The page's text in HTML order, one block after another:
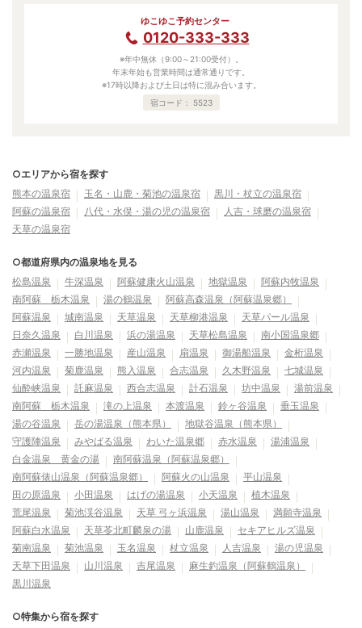
ゆこゆこ予約センター
0120-333-333
※年中無休（9:00～21:00受付）。
年末年始も営業時間は通常通りです。
※17時以降および土日は特に混み合います。
宿コード：
5523
○エリアから宿を探す
熊本の温泉宿
玉名・山鹿・菊池の温泉宿
黒川・杖立の温泉宿
阿蘇の温泉宿
八代・水俣・湯の児の温泉宿
人吉・球磨の温泉宿
天草の温泉宿
○都道府県内の温泉地を見る
松島温泉
牛深温泉 阿蘇健康火山温泉 地獄温泉
阿蘇内牧温泉
南阿蘇 栃木温泉
湯の鶴温泉
阿蘇高森温泉（阿蘇温泉郷）
阿蘇温泉
城南温泉 天草温泉 天草柳港温泉
天草パール温泉
日奈久温泉
白川温泉 浜の湯温泉 天草松島温泉
南小国温泉郷
赤瀬温泉
一勝地温泉 産山温泉 扇温泉 御湯船温泉
金桁温泉
河内温泉
菊鹿温泉 熊入温泉 合志温泉 久木野温泉
七城温泉
仙酔峡温泉
託麻温泉 西合志温泉 計石温泉 坊中温泉
湯前温泉
南阿蘇 栃木温泉
滝の上温泉 本渡温泉 鈴ヶ谷温泉
垂玉温泉
湯の谷温泉
岳の湯温泉（熊本県）
地獄谷温泉（熊本県）
守護陣温泉
みやばる温泉 わいた温泉郷 赤水温泉
湯浦温泉
白金温泉 黄金の湯
南阿蘇温泉（阿蘇温泉郷）
南阿蘇俵山温泉（阿蘇温泉郷）
阿蘇火の山温泉
平山温泉
田の原温泉
小田温泉 はげの湯温泉 小天温泉
植木温泉
荒尾温泉
菊池渓谷温泉 天草 弓ヶ浜温泉 湯山温泉
満願寺温泉
阿蘇白水温泉
天草苓北町麟泉の湯 山鹿温泉
セキアヒルズ温泉
菊南温泉
菊池温泉 玉名温泉 杖立温泉 人吉温泉
湯の児温泉
天草下田温泉
山川温泉 吉尾温泉
麻生釣温泉（阿蘇鶴温泉）
黒川温泉
○特集から宿を探す